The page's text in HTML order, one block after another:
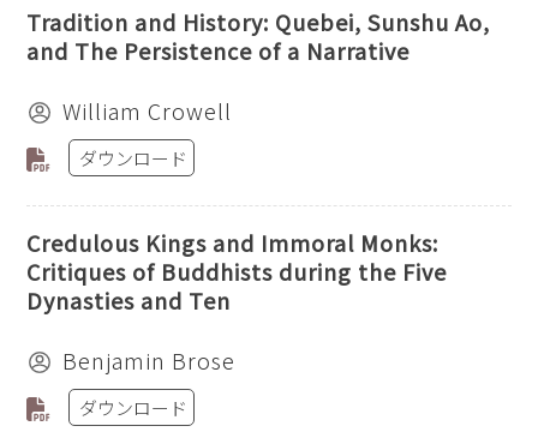
Tradition and History: Quebei, Sunshu Ao,
and The Persistence of a Narrative
William Crowell
ダウンロード
Credulous Kings and Immoral Monks:
Critiques of Buddhists during the Five
Dynasties and Ten
Benjamin Brose
ダウンロード